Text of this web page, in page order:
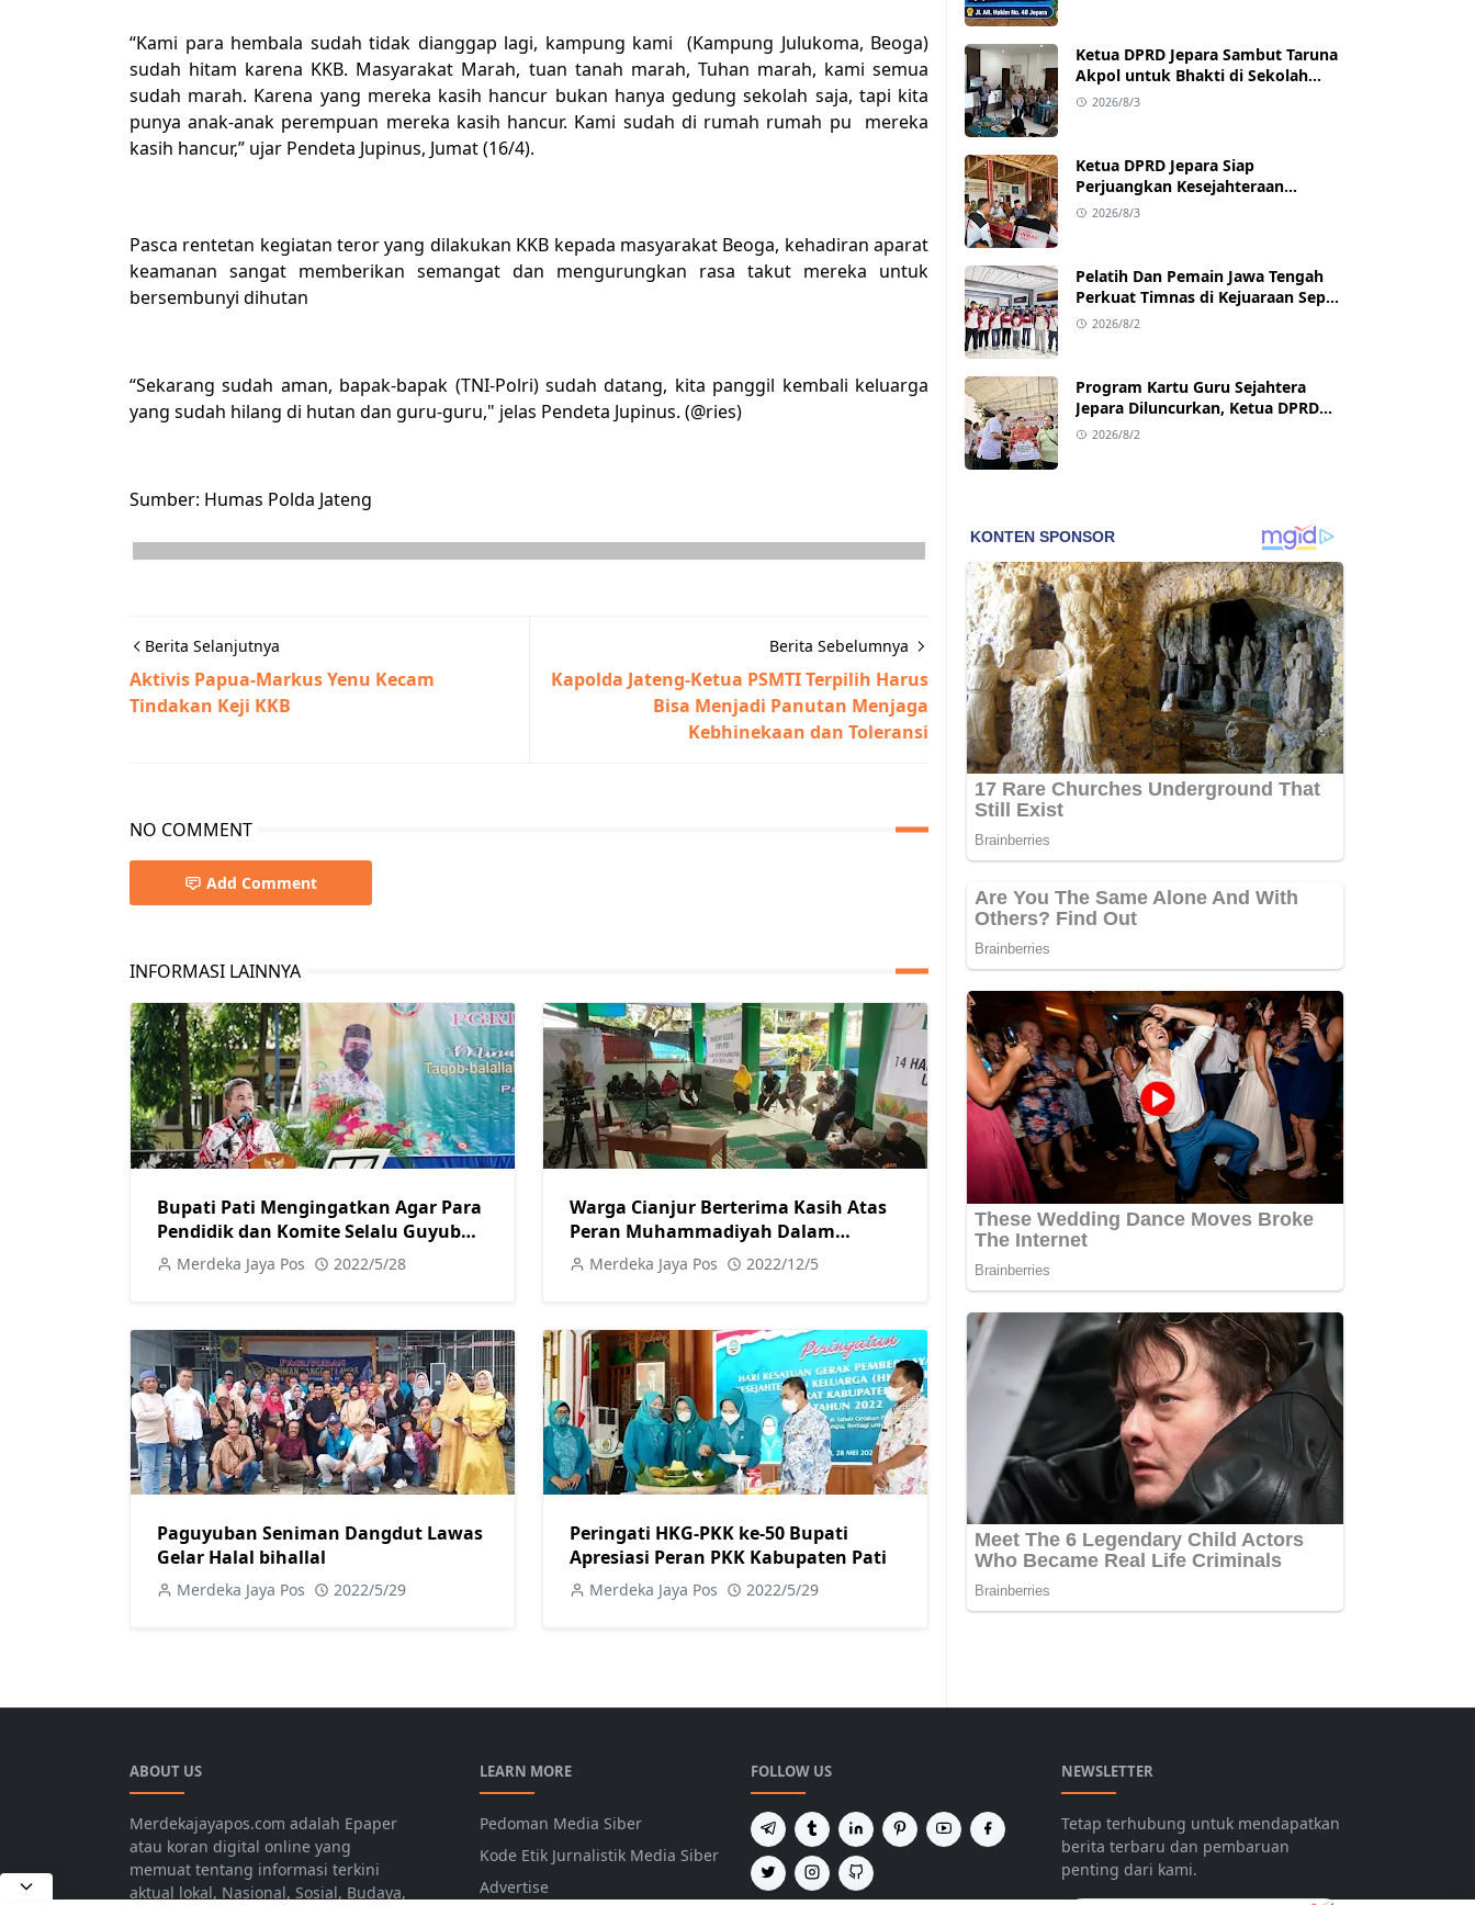
“Kami para hembala sudah tidak dianggap lagi, kampung kami (Kampung Julukoma, Beoga)
sudah hitam karena KKB. Masyarakat Marah, tuan tanah marah, Tuhan marah, kami semua
sudah marah. Karena yang mereka kasih hancur bukan hanya gedung sekolah saja, tapi kita
punya anak-anak perempuan mereka kasih hancur. Kami sudah di rumah rumah pu mereka
kasih hancur,” ujar Pendeta Jupinus, Jumat (16/4).
Pasca rentetan kegiatan teror yang dilakukan KKB kepada masyarakat Beoga, kehadiran aparat
keamanan sangat memberikan semangat dan mengurungkan rasa takut mereka untuk
bersembunyi dihutan
“Sekarang sudah aman, bapak-bapak (TNI-Polri) sudah datang, kita panggil kembali keluarga
yang sudah hilang di hutan dan guru-guru," jelas Pendeta Jupinus. (@ries)
Sumber: Humas Polda Jateng
Berita Selanjutnya
Aktivis Papua-Markus Yenu Kecam
Tindakan Keji KKB
Berita Sebelumnya
Kapolda Jateng-Ketua PSMTI Terpilih Harus
Bisa Menjadi Panutan Menjaga
Kebhinekaan dan Toleransi
NO COMMENT
Add Comment
INFORMASI LAINNYA
Bupati Pati Mengingatkan Agar Para
Pendidik dan Komite Selalu Guyub
Rukunb
Merdeka Jaya Pos 2022/5/28
Warga Cianjur Berterima Kasih Atas
Peran Muhammadiyah Dalam
Menangani Korban Gempa
Merdeka Jaya Pos 2022/12/5
Paguyuban Seniman Dangdut Lawas
Gelar Halal bihallal
Merdeka Jaya Pos 2022/5/29
Peringati HKG-PKK ke-50 Bupati
Apresiasi Peran PKK Kabupaten Pati
Merdeka Jaya Pos 2022/5/29
Ketua DPRD Jepara Sambut Taruna
Akpol untuk Bhakti di Sekolah
Rakyat Jepara
2026/8/3
Ketua DPRD Jepara Siap
Perjuangkan Kesejahteraan
Satlinmas Jepara
2026/8/3
Pelatih Dan Pemain Jawa Tengah
Perkuat Timnas di Kejuaraan Sepak
takraw Internasional
2026/8/2
Program Kartu Guru Sejahtera
Jepara Diluncurkan, Ketua DPRD
Jepara Dukung Kesejahteraan Guru
2026/8/2
ABOUT US
Merdekajayapos.com adalah Epaper
atau koran digital online yang
memuat tentang informasi terkini
aktual lokal, Nasional, Sosial, Budaya,
LEARN MORE
Pedoman Media Siber
Kode Etik Jurnalistik Media Siber
Advertise
FOLLOW US NEWSLETTER
Tetap terhubung untuk mendapatkan
berita terbaru dan pembaruan
penting dari kami.